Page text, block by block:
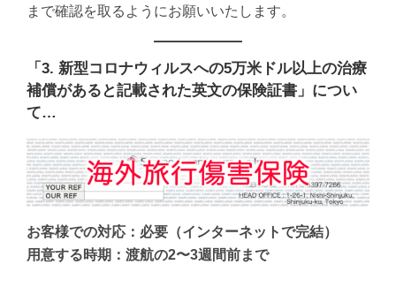
まで確認を取るようにお願いいたします。
「3. 新型コロナウィルスへの5万米ドル以上の治療
補償があると記載された英文の保険証書」につい
て…
お客様での対応：必要（インターネットで完結）
用意する時期：渡航の2〜3週間前まで